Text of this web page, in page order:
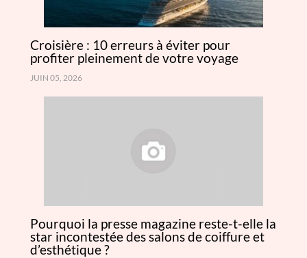
Croisière : 10 erreurs à éviter pour
profiter pleinement de votre voyage
JUIN 05, 2026
Pourquoi la presse magazine reste-t-elle la
star incontestée des salons de coiffure et
d’esthétique ?